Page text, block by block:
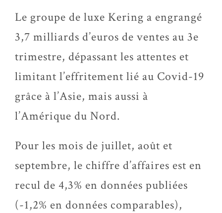
Le groupe de luxe Kering a engrangé
3,7 milliards d’euros de ventes au 3e
trimestre, dépassant les attentes et
limitant l’effritement lié au Covid-19
grâce à l’Asie, mais aussi à
l’Amérique du Nord.
Pour les mois de juillet, août et
septembre, le chiffre d’affaires est en
recul de 4,3% en données publiées
(-1,2% en données comparables),